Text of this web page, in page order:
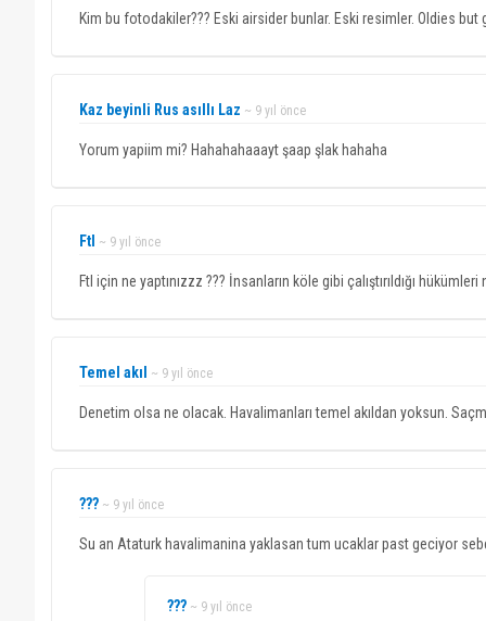
Kim bu fotodakiler??? Eski airsider bunlar. Eski resimler. Oldies but
Kaz beyinli Rus asıllı Laz ~ 9 yıl önce
Yorum yapiim mi? Hahahahaaayt şaap şlak hahaha
Ftl ~ 9 yıl önce
Ftl için ne yaptınızzz ??? İnsanların köle gibi çalıştırıldığı
Temel akıl ~ 9 yıl önce
Denetim olsa ne olacak. Havalimanları temel akıldan yoksun.
??? ~ 9 yıl önce
Su an Ataturk havalimanina yaklasan tum ucaklar past geciyor
??? ~ 9 yıl önce